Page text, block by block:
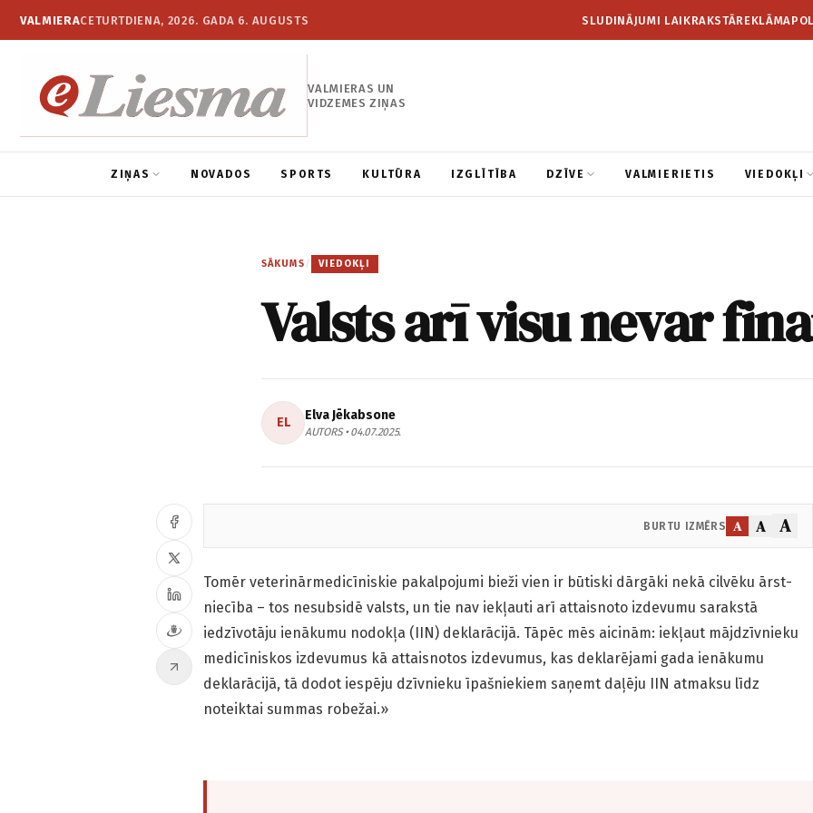
VALMIERACETURTDIENA, 2026. GADA 6. AUGUSTS SLUDINĀJUMI LAIKRAKSTĀREKLĀMA
VALMIERAS UN
VIDZEMES ZIŅAS
ZIŅAS NOVADOS SPORTS KULTŪRA IZGLĪTĪBA DZĪVE VALMIERIETIS VIEDOKĻI
SĀKUMS / VIEDOKĻI
Valsts arī visu nevar
EL Elva Jēkabsone
AUTORS • 04.07.2025.
BURTU IZMĒRS A A A
Tomēr veterinārmedicīniskie pakalpojumi bieži vien ir būtiski dārgāki nekā cilvēku ārst­
niecība – tos nesubsidē valsts, un tie nav iekļauti arī attaisnoto izdevumu sarakstā
iedzīvotāju ienākumu nodokļa (IIN) deklarācijā. Tāpēc mēs aicinām: iekļaut mājdzīvnieku
medicīniskos izdevumus kā attaisnotos izdevumus, kas deklarējami gada ienākumu
deklarācijā, tā dodot iespēju dzīvnieku īpašniekiem saņemt daļēju IIN atmaksu līdz
noteiktai summas robežai.»